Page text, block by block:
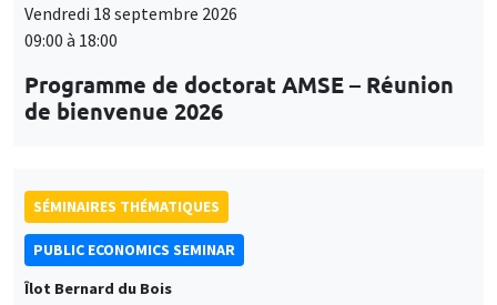
Vendredi 18 septembre 2026
09:00 à 18:00
Programme de doctorat AMSE – Réunion
de bienvenue 2026
SÉMINAIRES THÉMATIQUES
PUBLIC ECONOMICS SEMINAR
Îlot Bernard du Bois